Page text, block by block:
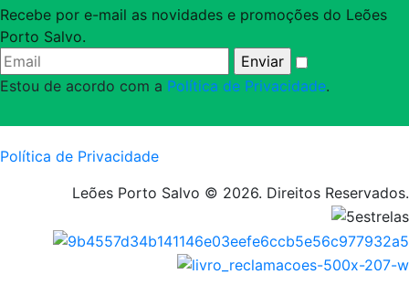
Recebe por e-mail as novidades e promoções do Leões
Porto Salvo.
Estou de acordo com a Política de Privacidade.
Política de Privacidade
Leões Porto Salvo © 2026. Direitos Reservados.